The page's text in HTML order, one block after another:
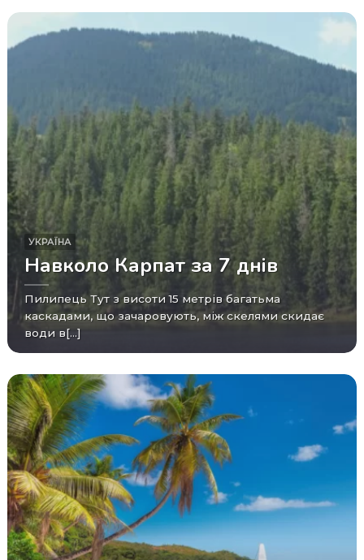
УКРАЇНА
Навколо Карпат за 7 днів
Пилипець Тут з висоти 15 метрів багатьма
каскадами, що зачаровують, між скелями скидає
води в[...]